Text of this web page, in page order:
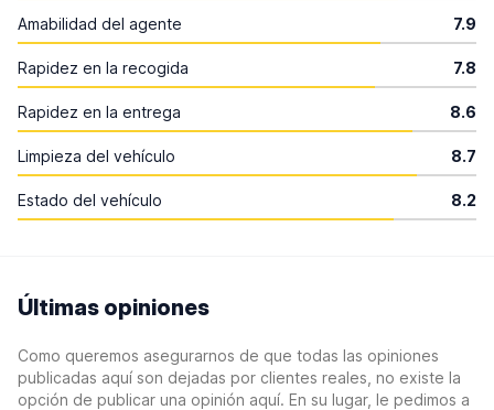
Amabilidad del agente 7.9
Rapidez en la recogida 7.8
Rapidez en la entrega 8.6
Limpieza del vehículo 8.7
Estado del vehículo 8.2
Últimas opiniones
Como queremos asegurarnos de que todas las opiniones
publicadas aquí son dejadas por clientes reales, no existe la
opción de publicar una opinión aquí. En su lugar, le pedimos a